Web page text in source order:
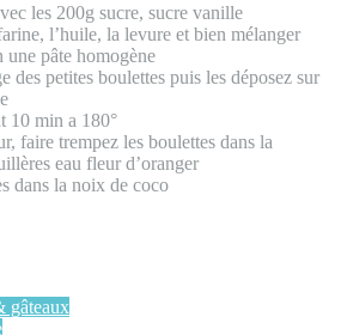
les 200g sucre, sucre vanille
l’huile, la levure et bien mélanger
une pâte homogène
des petites boulettes puis les déposez sur
10 min a 180°
faire trempez les boulettes dans la
eau fleur d’oranger
dans la noix de coco
gâteaux